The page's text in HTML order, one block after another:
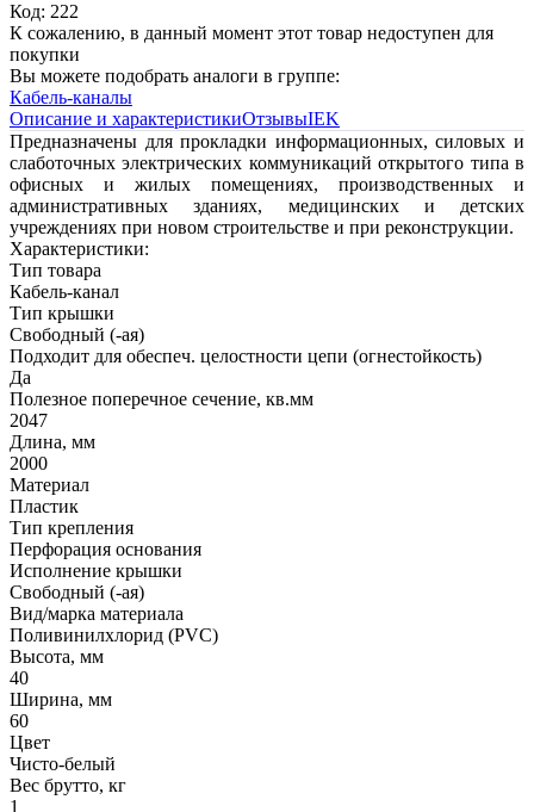
Код: 222
К сожалению, в данный момент этот товар недоступен для
покупки
Вы можете подобрать аналоги в группе:
Кабель-каналы
Описание и характеристикиОтзывыIEK
Предназначены для прокладки информационных, силовых и
слаботочных электрических коммуникаций открытого типа в
офисных и жилых помещениях, производственных и
административных зданиях, медицинских и детских
учреждениях при новом строительстве и при реконструкции.
Характеристики:
Тип товара
Кабель-канал
Тип крышки
Свободный (-ая)
Подходит для обеспеч. целостности цепи (огнестойкость)
Да
Полезное поперечное сечение, кв.мм
2047
Длина, мм
2000
Материал
Пластик
Тип крепления
Перфорация основания
Исполнение крышки
Свободный (-ая)
Вид/марка материала
Поливинилхлорид (PVC)
Высота, мм
40
Ширина, мм
60
Цвет
Чисто-белый
Вес брутто, кг
1